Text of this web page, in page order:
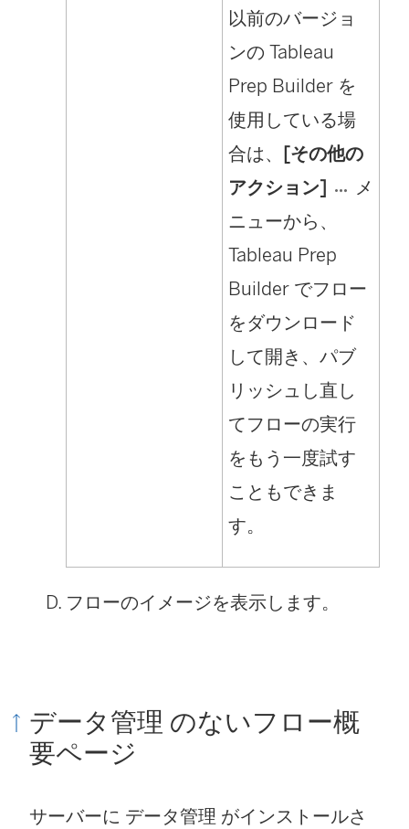
以前のバージョ
ンの Tableau
Prep Builder を
使用している場
合は、 [その他の
アクション]
メ
ニューから、
Tableau Prep
Builder でフロー
をダウンロード
して開き、パブ
リッシュし直し
てフローの実行
をもう一度試す
こともできま
す。
フローのイメージを表示します。
データ管理 のないフロー概
要ページ
サーバーに データ管理 がインストールさ